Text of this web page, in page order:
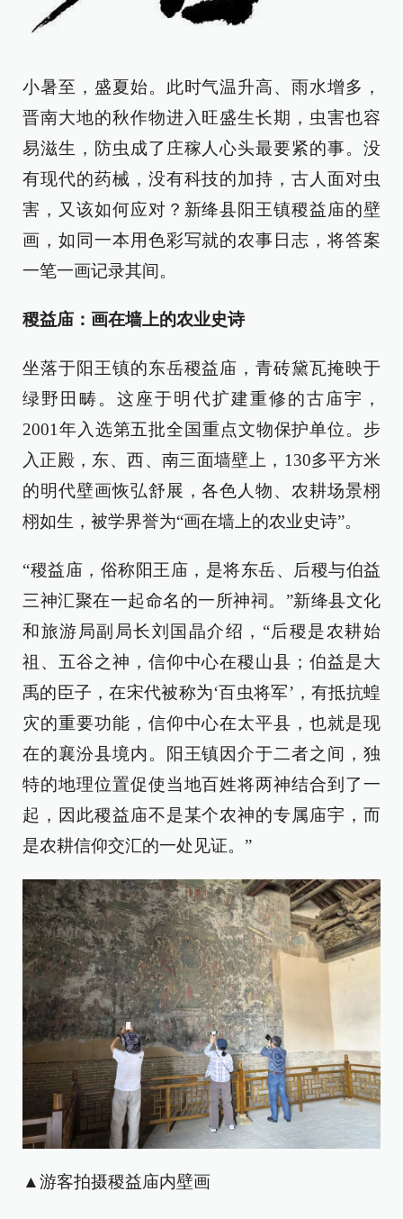
小暑至，盛夏始。此时气温升高、雨水增多，
晋南大地的秋作物进入旺盛生长期，虫害也容
易滋生，防虫成了庄稼人心头最要紧的事。没
有现代的药械，没有科技的加持，古人面对虫
害，又该如何应对？新绛县阳王镇稷益庙的壁
画，如同一本用色彩写就的农事日志，将答案
一笔一画记录其间。
稷益庙：画在墙上的农业史诗
坐落于阳王镇的东岳稷益庙，青砖黛瓦掩映于
绿野田畴。这座于明代扩建重修的古庙宇，
2001年入选第五批全国重点文物保护单位。步
入正殿，东、西、南三面墙壁上，130多平方米
的明代壁画恢弘舒展，各色人物、农耕场景栩
栩如生，被学界誉为“画在墙上的农业史诗”。
“稷益庙，俗称阳王庙，是将东岳、后稷与伯益
三神汇聚在一起命名的一所神祠。”新绛县文化
和旅游局副局长刘国晶介绍，“后稷是农耕始
祖、五谷之神，信仰中心在稷山县；伯益是大
禹的臣子，在宋代被称为‘百虫将军’，有抵抗蝗
灾的重要功能，信仰中心在太平县，也就是现
在的襄汾县境内。阳王镇因介于二者之间，独
特的地理位置促使当地百姓将两神结合到了一
起，因此稷益庙不是某个农神的专属庙宇，而
是农耕信仰交汇的一处见证。”
▲游客拍摄稷益庙内壁画